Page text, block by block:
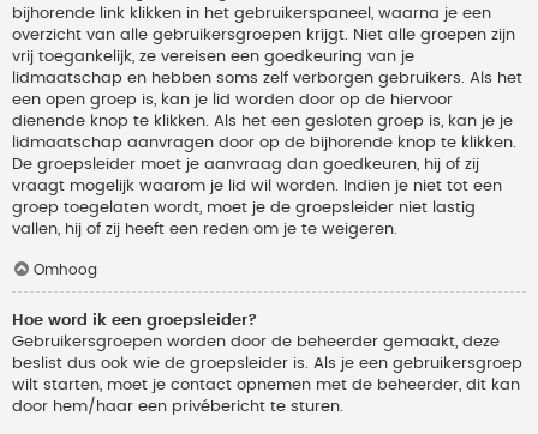
bijhorende link klikken in het gebruikerspaneel, waarna je een
overzicht van alle gebruikersgroepen krijgt. Niet alle groepen zijn
vrij toegankelijk, ze vereisen een goedkeuring van je
lidmaatschap en hebben soms zelf verborgen gebruikers. Als het
een open groep is, kan je lid worden door op de hiervoor
dienende knop te klikken. Als het een gesloten groep is, kan je je
lidmaatschap aanvragen door op de bijhorende knop te klikken.
De groepsleider moet je aanvraag dan goedkeuren, hij of zij
vraagt mogelijk waarom je lid wil worden. Indien je niet tot een
groep toegelaten wordt, moet je de groepsleider niet lastig
vallen, hij of zij heeft een reden om je te weigeren.
Omhoog
Hoe word ik een groepsleider?
Gebruikersgroepen worden door de beheerder gemaakt, deze
beslist dus ook wie de groepsleider is. Als je een gebruikersgroep
wilt starten, moet je contact opnemen met de beheerder, dit kan
door hem/haar een privébericht te sturen.